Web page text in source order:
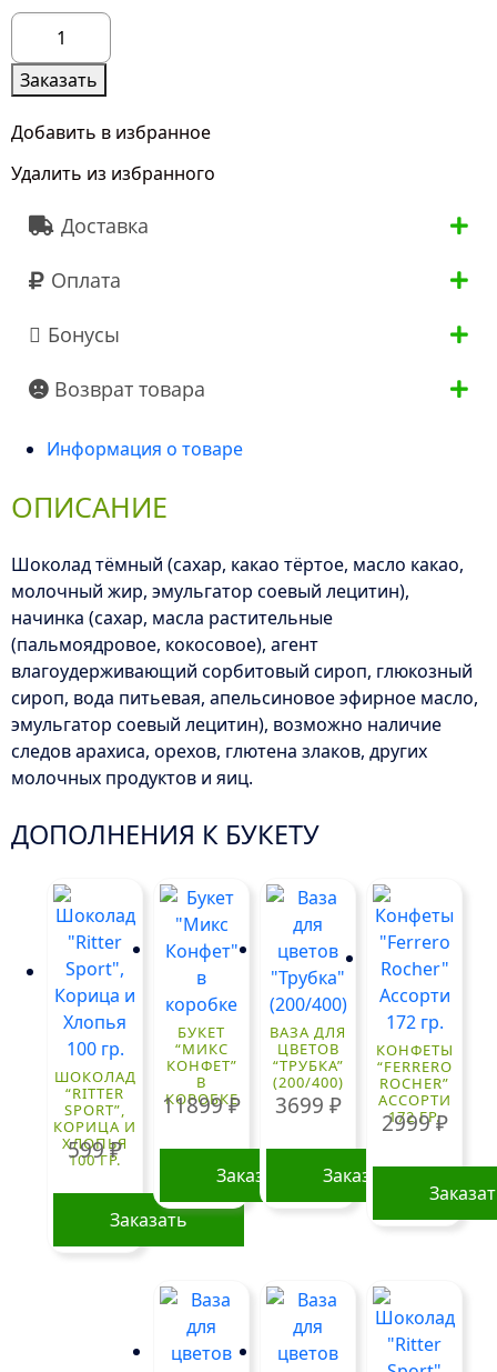
Количество
товара
Яркий
апельсин
Ritter
Заказать
Добавить в избранное
Удалить из избранного
Доставка
Оплата
Бонусы
Возврат товара
Информация о товаре
ОПИСАНИЕ
Шоколад тёмный (сахар, какао тёртое, масло какао,
молочный жир, эмульгатор соевый лецитин),
начинка (сахар, масла растительные
(пальмоядровое, кокосовое), агент
влагоудерживающий сорбитовый сироп, глюкозный
сироп, вода питьевая, апельсиновое эфирное масло,
эмульгатор соевый лецитин), возможно наличие
следов арахиса, орехов, глютена злаков, других
молочных продуктов и яиц.
ДОПОЛНЕНИЯ К БУКЕТУ
ШОКОЛАД
“RITTER
SPORT”,
КОРИЦА И
ХЛОПЬЯ
100 ГР.
599₽
Заказать
БУКЕТ
“МИКС
КОНФЕТ”
В
КОРОБКЕ
11899₽
Заказать
ВАЗА ДЛЯ
ЦВЕТОВ
“ТРУБКА”
(200/400)
3699 ₽
Заказать
КОНФЕТЫ
“FERRERO
ROCHER”
АССОРТИ
172 ГР.
2999₽